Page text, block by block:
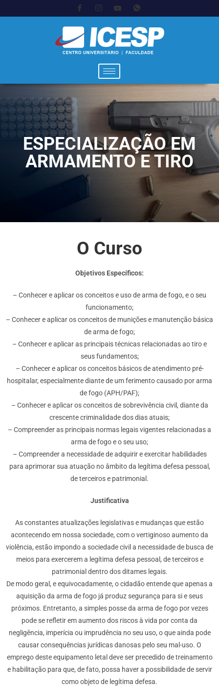
ESPECIALIZAÇÃO EM
ARMAMENTO E TIRO
O Curso
Objetivos Específicos:
– Conhecer e aplicar os conceitos e uso de arma de fogo, e o seu
funcionamento;
– Conhecer e aplicar os conceitos de munições e manutenção básica
de arma de fogo;
– Conhecer e aplicar as principais técnicas relacionadas ao tiro e
seus fundamentos;
– Conhecer e aplicar os conceitos básicos de atendimento pré-
hospitalar, especialmente diante de um ferimento causado por arma
de fogo (APH/PAF);
– Conhecer e aplicar os conceitos de sobrevivência civil, diante da
crescente criminalidade dos dias atuais;
– Compreender as principais normas legais vigentes relacionadas a
arma de fogo e o seu uso;
– Compreender a necessidade de adquirir e exercitar habilidades
para aprimorar sua atuação no âmbito da legítima defesa pessoal,
de terceiros e patrimonial.
Justificativa
As constantes atualizações legislativas e mudanças que estão
acontecendo em nossa sociedade, com o vertiginoso aumento da
violência, estão impondo a sociedade civil a necessidade de busca de
meios para exercerem a legítima defesa pessoal, de terceiros e
patrimonial dentro dos ditames legais.
De modo geral, e equivocadamente, o cidadão entende que apenas a
aquisição da arma de fogo já produz segurança para si e seus
próximos. Entretanto, a simples posse da arma de fogo por vezes
pode se refletir em aumento dos riscos à vida por conta da
negligência, imperícia ou imprudência no seu uso, o que ainda pode
causar consequências jurídicas danosas pelo seu mal-uso. O
emprego deste equipamento letal deve ser precedido de treinamento
e habilitação para que, de fato, possa haver a possibilidade de servir
como objeto de legítima defesa.